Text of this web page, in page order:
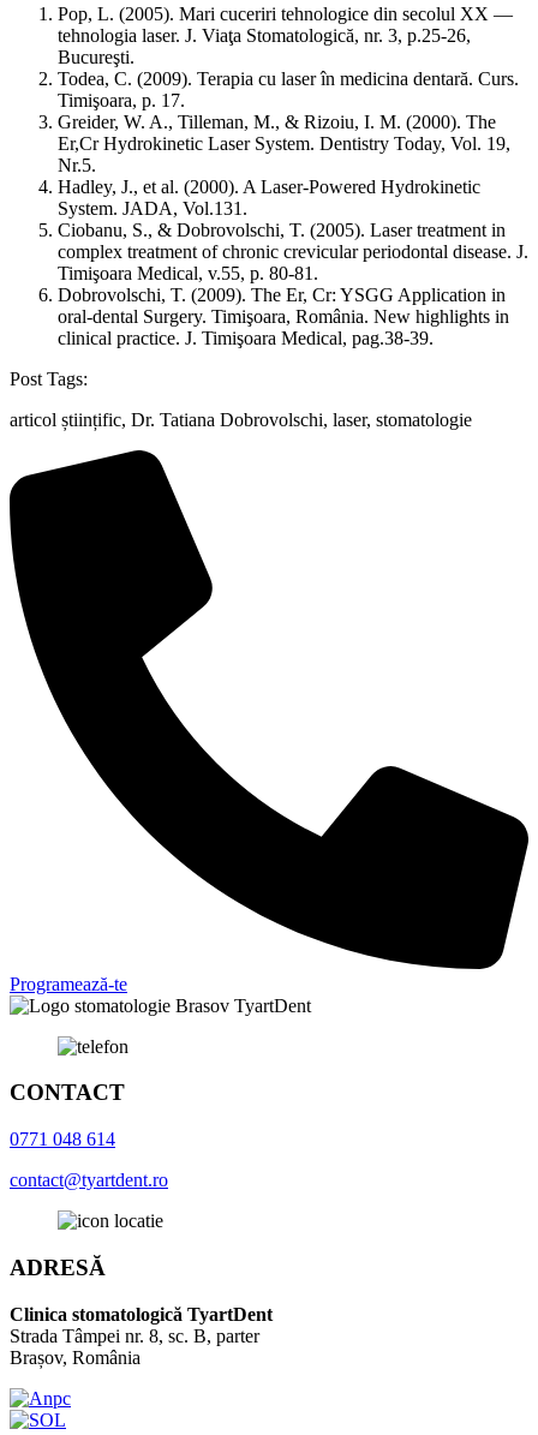
Pop, L. (2005). Mari cuceriri tehnologice din secolul XX —
tehnologia laser. J. Viaţa Stomatologică, nr. 3, p.25‑26,
Bucureşti.
Todea, C. (2009). Terapia cu laser în medicina dentară. Curs.
Timişoara, p. 17.
Greider, W. A., Tilleman, M., & Rizoiu, I. M. (2000). The
Er,Cr Hydrokinetic Laser System. Dentistry Today, Vol. 19,
Nr.5.
Hadley, J., et al. (2000). A Laser‑Powered Hydrokinetic
System. JADA, Vol.131.
Ciobanu, S., & Dobrovolschi, T. (2005). Laser treatment in
complex treatment of chronic crevicular periodontal disease. J.
Timişoara Medical, v.55, p. 80‑81.
Dobrovolschi, T. (2009). The Er, Cr: YSGG Application in
oral‑dental Surgery. Timişoara, România. New highlights in
clinical practice. J. Timişoara Medical, pag.38‑39.
Post Tags:
articol științific, Dr. Tatiana Dobrovolschi, laser, stomatologie
Programează-te
CONTACT
0771 048 614
contact@tyartdent.ro
ADRESĂ
Clinica stomatologică TyartDent
Strada Tâmpei nr. 8, sc. B, parter
Brașov, România